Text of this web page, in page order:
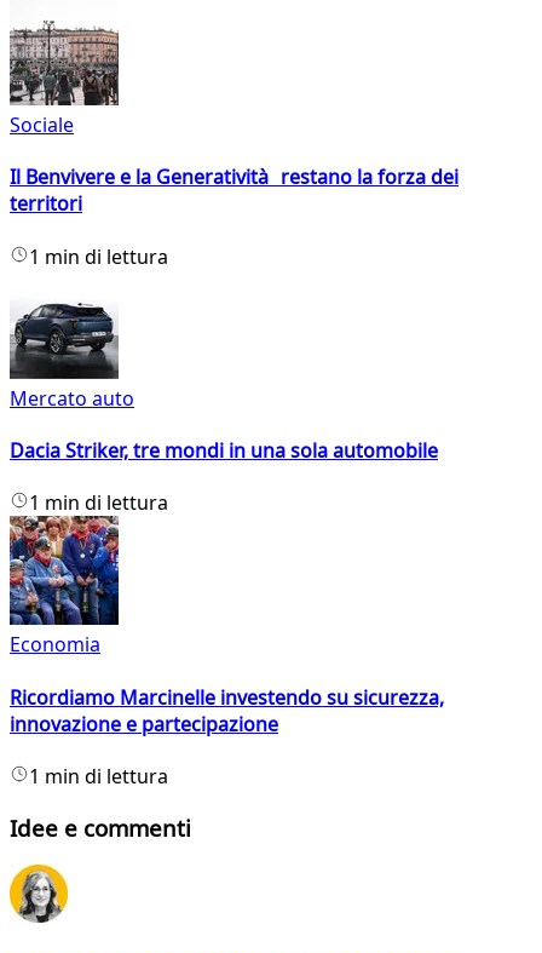
Sociale
Il Benvivere e la Generatività restano la forza dei
territori
1 min di lettura
Mercato auto
Dacia Striker, tre mondi in una sola automobile
1 min di lettura
Economia
Ricordiamo Marcinelle investendo su sicurezza,
innovazione e partecipazione
1 min di lettura
Idee e commenti